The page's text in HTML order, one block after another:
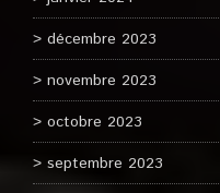
décembre 2023
novembre 2023
octobre 2023
septembre 2023